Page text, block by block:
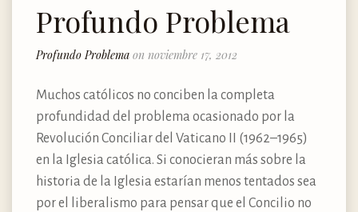
Profundo Problema
Profundo Problema on noviembre 17, 2012
Muchos católicos no conciben la completa
profundidad del problema ocasionado por la
Revolución Conciliar del Vaticano II (1962–1965)
en la Iglesia católica. Si conocieran más sobre la
historia de la Iglesia estarían menos tentados sea
por el liberalismo para pensar que el Concilio no